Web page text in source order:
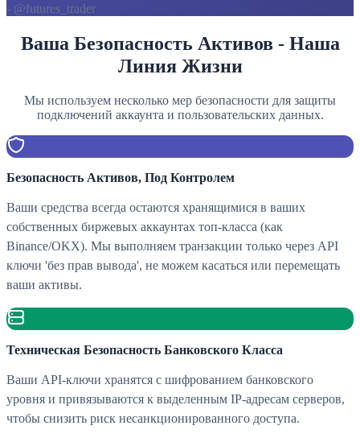
- @futures_trader
Ваша Безопасность Активов - Наша
Линия Жизни
Мы используем несколько мер безопасности для защиты
подключений аккаунта и пользовательских данных.
Безопасность Активов, Под Контролем
Ваши средства всегда остаются хранящимися в ваших
собственных биржевых аккаунтах топ-класса (как
Binance/OKX). Мы выполняем транзакции только через API
ключи 'без прав вывода', не можем касаться или перемещать
ваши активы.
Техническая Безопасность Банковского Класса
Ваши API-ключи хранятся с шифрованием банковского
уровня и привязываются к выделенным IP-адресам серверов,
чтобы снизить риск несанкционированного доступа.